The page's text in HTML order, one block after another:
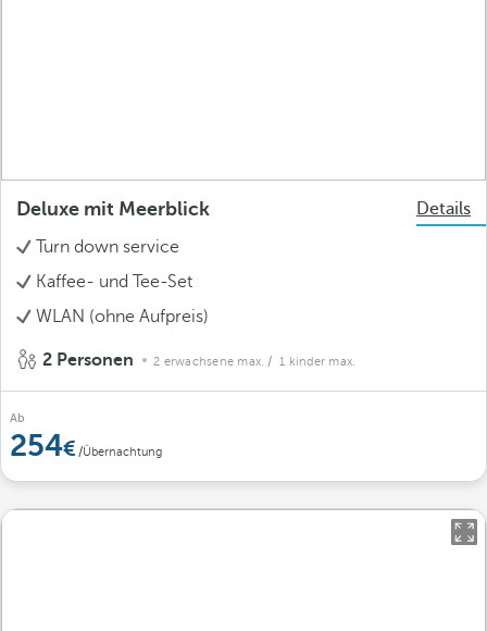
Deluxe mit Meerblick
Details
Turn down service
Kaffee- und Tee-Set
WLAN (ohne Aufpreis)
2 Personen 2 erwachsene max. / 1 kinder max.
Ab
254 /Übernachtung